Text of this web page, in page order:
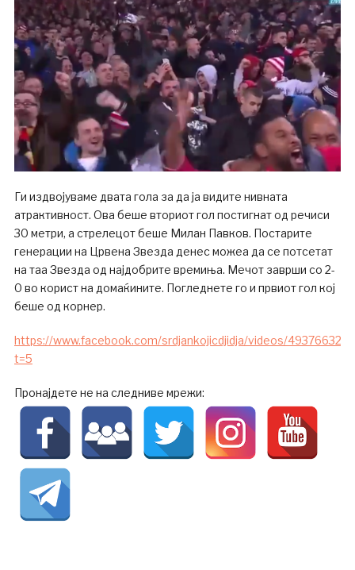
Ги издвојуваме двата гола за да ја видите нивната
атрактивност. Ова беше вториот гол постигнат од речиси
30 метри, а стрелецот беше Милан Павков. Постарите
генерации на Црвена Звезда денес можеа да се потсетат
на таа Звезда од најдобрите времиња. Мечот заврши со 2-
0 во корист на домаќините. Погледнете го и првиот гол кој
беше од корнер.
https://www.facebook.com/srdjankojicdjidja/videos/
t=5
Пронајдете не на следниве мрежи: